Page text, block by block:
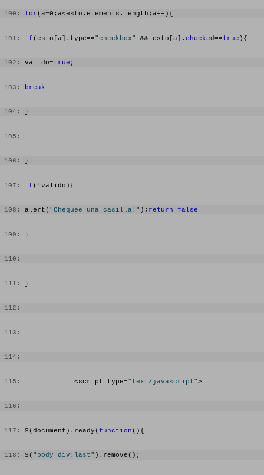
100:
for (a=0;a<esto.elements.length;a++){
101: if (esto[a].type=="checkbox" && esto[a]. checked==true ){
102: valido=true ;
103: break
104: }
105:
106: }
107: if (!valido){
108: alert( "Chequee una casilla!" ); return false
109: }
110:
111: }
112:
113:
114:
115:
             <script type=
"text/javascript">
116:
117: $(document).ready(function (){
118: $( "body div:last" ).remove();